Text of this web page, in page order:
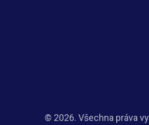
© 2026. Všechna práva